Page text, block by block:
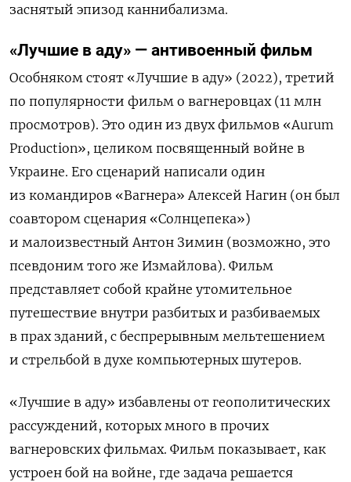
заснятый эпизод каннибализма.
«Лучшие в аду» — антивоенный фильм
Особняком стоят «Лучшиe в адy» (2022), третий
по популярности фильм о вагнеровцах (11 млн
просмотров). Это один из двух фильмов «Aurum
Production», целиком посвященный войне в
Украине. Его сценарий написали один
из командиров «Вагнера» Алексей Нагин (он был
соавтором сценария «Солнцепека»)
и малоизвестный Антон Зимин (возможно, это
псевдоним того же Измайлова). Фильм
представляет собой крайне утомительное
путешествие внутри разбитых и разбиваемых
в прах зданий, с беспрерывным мельтешением
и стрельбой в духе компьютерных шутеров.
«Лучшие в аду» избавлены от геополитических
рассуждений, которых много в прочих
вагнеровских фильмах. Фильм показывает, как
устроен бой на войне, где задача решается